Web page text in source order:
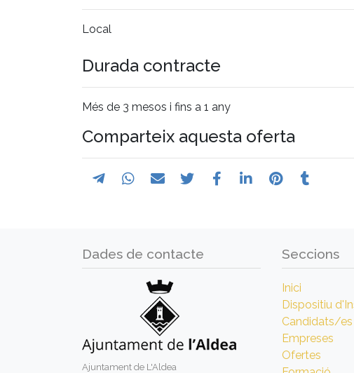
Local
Durada contracte
Més de 3 mesos i fins a 1 any
Comparteix aquesta oferta
Dades de contacte
Ajuntament de L'Aldea
Seccions
Inici
Dispositiu
Candidats/es
Empreses
Ofertes